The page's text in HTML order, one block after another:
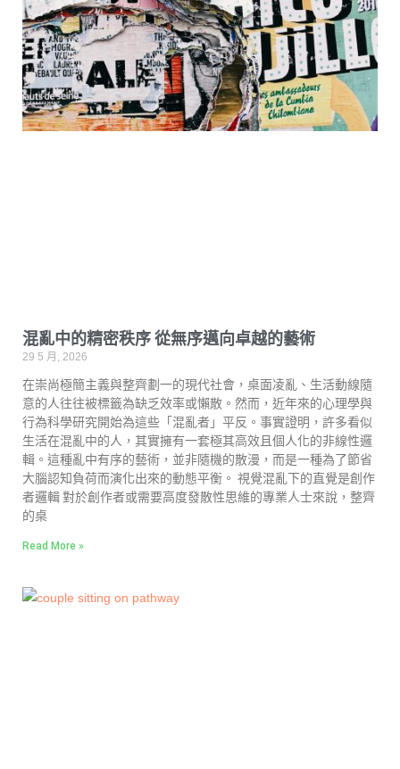
混亂中的精密秩序 從無序邁向卓越的藝術
29 5 月, 2026
在崇尚極簡主義與整齊劃一的現代社會，桌面凌亂、生活動線隨
意的人往往被標籤為缺乏效率或懶散。然而，近年來的心理學與
行為科學研究開始為這些「混亂者」平反。事實證明，許多看似
生活在混亂中的人，其實擁有一套極其高效且個人化的非線性邏
輯。這種亂中有序的藝術，並非隨機的散漫，而是一種為了節省
大腦認知負荷而演化出來的動態平衡。 視覺混亂下的直覺是創作
者邏輯 對於創作者或需要高度發散性思維的專業人士來說，整齊
的桌
Read More »